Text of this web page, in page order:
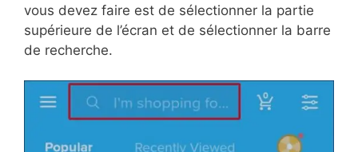
vous devez faire est de sélectionner la partie
supérieure de l’écran et de sélectionner la barre
de recherche.